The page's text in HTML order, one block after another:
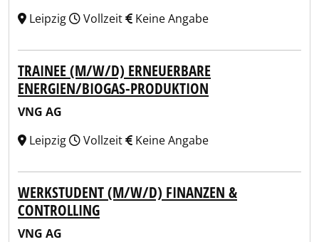
Leipzig
Vollzeit Keine Angabe
TRAINEE (M/W/D) ERNEUERBARE
ENERGIEN/BIOGAS-PRODUKTION
VNG AG
Leipzig
Vollzeit Keine Angabe
WERKSTUDENT (M/W/D) FINANZEN &
CONTROLLING
VNG AG